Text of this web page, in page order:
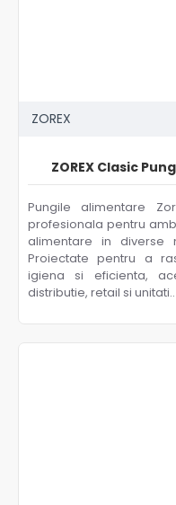
ZOREX
ZOREX Clasic
Pungile alimentare
profesionala pentru
alimentare in diverse
Proiectate pentru a
igiena si eficienta,
distributie, retail si unitati..